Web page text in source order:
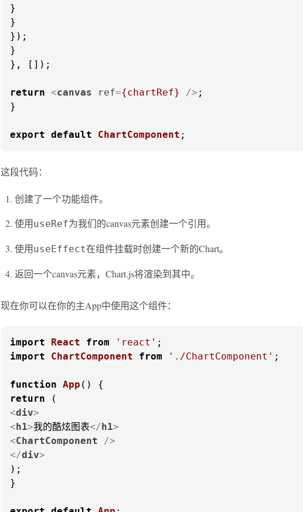
}
}
});
}
}, []);
return <canvas ref={chartRef} /> ;
}
export default ChartComponent ;
这段代码：
创建了一个功能组件。
使用useRef为我们的canvas元素创建一个引用。
使用useEffect在组件挂载时创建一个新的Chart。
返回一个canvas元素，Chart.js将渲染到其中。
现在你可以在你的主App中使用这个组件：
import React from 'react'
import
ChartComponent from './ChartComponent' ;
function App (
return
<div>
<h1>我的酷炫图表</h1>
<ChartComponent />
</div>
);
}